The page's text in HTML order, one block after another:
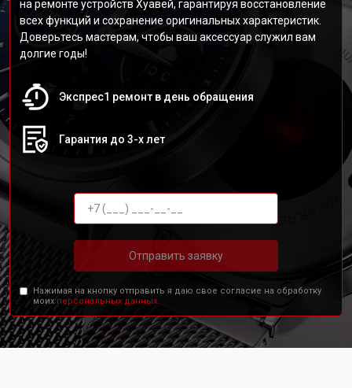
на ремонте устройств Хуавей, гарантируя восстановление
всех функций и сохранение оригинальных характеристик.
Доверьтесь мастерам, чтобы ваш аксессуар служил вам
долгие годы!
Экспрес1 ремонт в день обращения
Гарантия до 3-х лет
Отправить заявку
Нажимая на кнопку отправить я даю свое согласие на обработку
моих персональных данных.